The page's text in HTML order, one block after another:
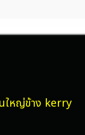
ใหญ่ข้าง kerry